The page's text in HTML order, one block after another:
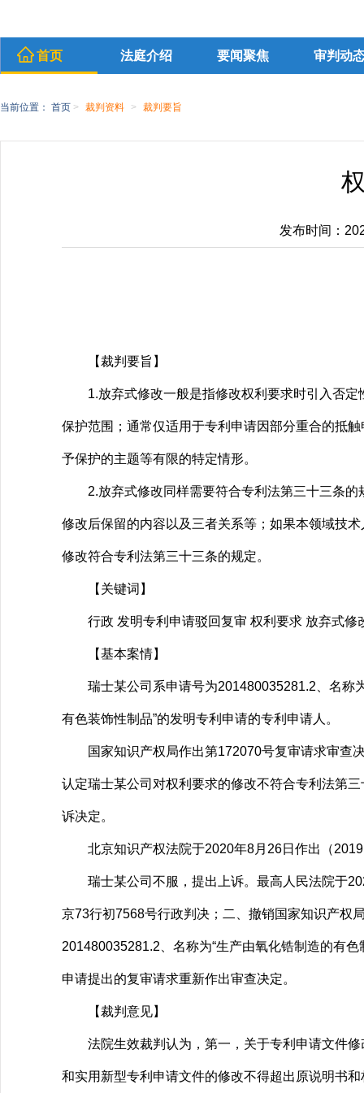
首页 法庭介绍 要闻聚焦 审判动
当前位置： 首页 > 裁判资料 > 裁判要旨
发布时间：
【裁判要旨】
1.放弃式修改一般是指修改权利要求时引入否定
保护范围；通常仅适用于专利申请因部分重合的抵
予保护的主题等有限的特定情形。
2.放弃式修改同样需要符合专利法第三十三条的
修改后保留的内容以及三者关系等；如果本领域技
修改符合专利法第三十三条的规定。
【关键词】
行政 发明专利申请驳回复审 权利要求 放弃式修
【基本案情】
瑞士某公司系申请号为201480035281.2、名称为
有色装饰性制品”的发明专利申请的专利申请人。
国家知识产权局作出第172070号复审请求审查决
认定瑞士某公司对权利要求的修改不符合专利法第
诉决定。
北京知识产权法院于2020年8月26日作出（2019
瑞士某公司不服，提出上诉。最高人民法院于
京73行初7568号行政判决；二、撤销国家知识产权
201480035281.2、名称为“生产由氧化锆制造的有
申请提出的复审请求重新作出审查决定。
【裁判意见】
法院生效裁判认为，第一，关于专利申请文件修
和实用新型专利申请文件的修改不得超出原说明书